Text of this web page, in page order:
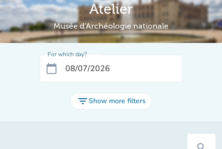
Atelier
Musée d'Archéologie nationale
For which day?
calendar_today
filter_listShow more filters